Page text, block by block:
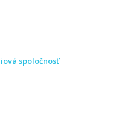
spoločnosť